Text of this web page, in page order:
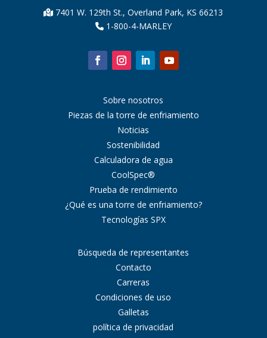
7401 W. 129th St., Overland Park, KS 66213
1-800-4-MARLEY
Sobre nosotros
Piezas de la torre de enfriamiento
Noticias
Sostenibilidad
Calculadora de agua
CoolSpec®
Prueba de rendimiento
¿Qué es una torre de enfriamiento?
Tecnologías SPX
Búsqueda de representantes
Contacto
Carreras
Condiciones de uso
Galletas
política de privacidad